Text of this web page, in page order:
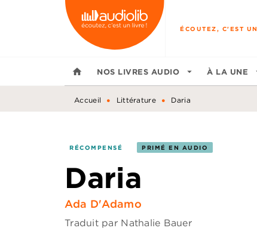
MENU RECHERCHE
ÉCOUTEZ, C'EST
home NOS LIVRES AUDIO arrow_drop_down À LA UNE
Accueil • Littérature • Daria
RÉCOMPENSÉ PRIMÉ EN AUDIO
Daria
Ada D'Adamo
Traduit par Nathalie Bauer